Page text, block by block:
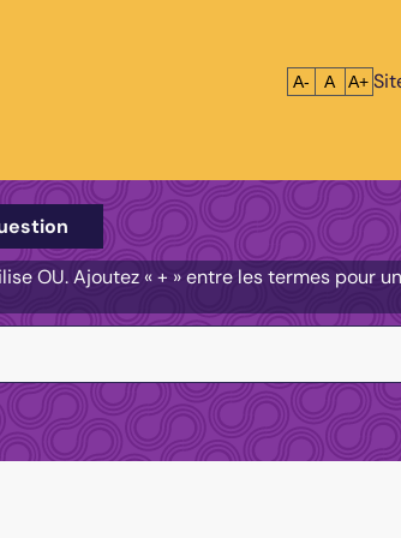
Réduire le
A- A A+
OU. Ajoutez « + » entre les termes pour